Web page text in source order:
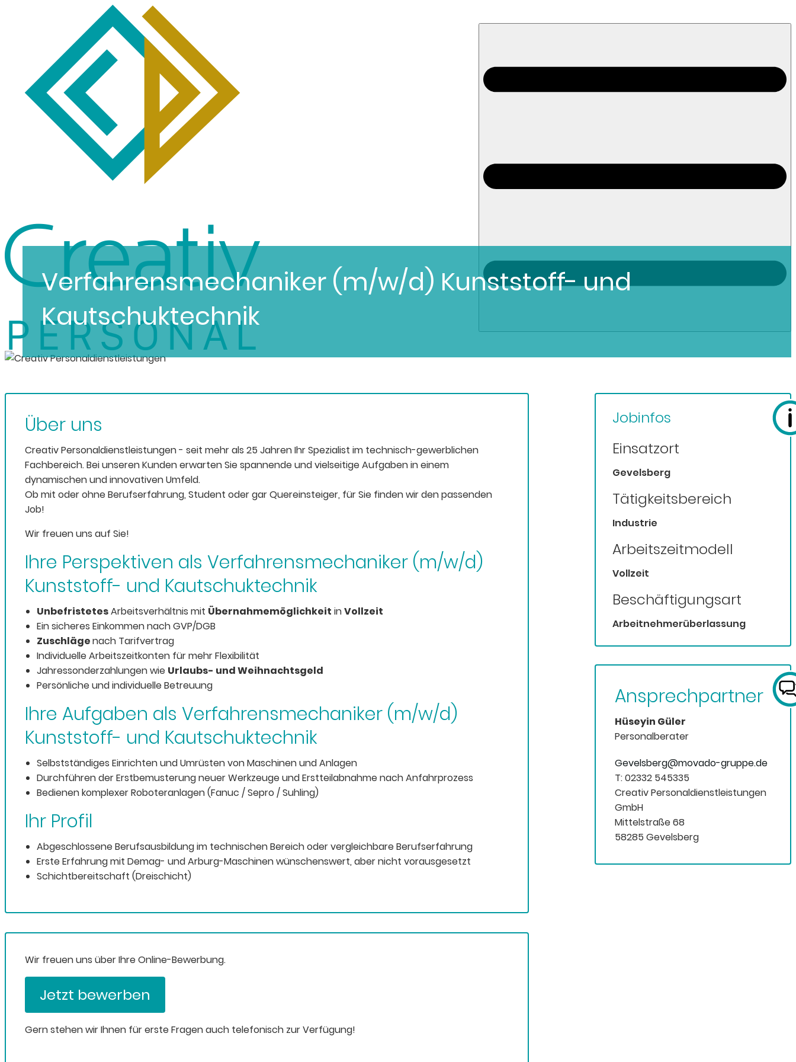
Verfahrensmechaniker (m/w/d) Kunststoff- und
Kautschuktechnik
Über uns
Creativ Personaldienstleistungen - seit mehr als 25 Jahren Ihr Spezialist im technisch-gewerblichen
Fachbereich. Bei unseren Kunden erwarten Sie spannende und vielseitige Aufgaben in einem
dynamischen und innovativen Umfeld.
Ob mit oder ohne Berufserfahrung, Student oder gar Quereinsteiger, für Sie finden wir den passenden
Job!
Wir freuen uns auf Sie!
Ihre Perspektiven als Verfahrensmechaniker (m/w/d)
Kunststoff- und Kautschuktechnik
UnbefristetesArbeitsverhältnis mit Übernahmemöglichkeit inVollzeit
Ein sicheres Einkommen nach GVP/DGB
Zuschlägenach Tarifvertrag
Individuelle Arbeitszeitkonten für mehr Flexibilität
Jahressonderzahlungen wie Urlaubs- und Weihnachtsgeld
Persönliche und individuelle Betreuung
Ihre Aufgaben als Verfahrensmechaniker (m/w/d)
Kunststoff- und Kautschuktechnik
Selbstständiges Einrichten und Umrüsten von Maschinen und Anlagen
Durchführen der Erstbemusterung neuer Werkzeuge und Erstteilabnahme nach Anfahrprozess
Bedienen komplexer Roboteranlagen (Fanuc / Sepro / Suhling)
Ihr Profil
Abgeschlossene Berufsausbildung im technischen Bereich oder vergleichbare Berufserfahrung
Erste Erfahrung mit Demag- und Arburg-Maschinen wünschenswert, aber nicht vorausgesetzt
Schichtbereitschaft (Dreischicht)
Wir freuen uns über Ihre Online-Bewerbung.
Jetzt bewerben
Gern stehen wir Ihnen für erste Fragen auch telefonisch zur Verfügung!
Jobinfos
Einsatzort
Gevelsberg
Tätigkeitsbereich
Industrie
Arbeitszeitmodell
Vollzeit
Beschäftigungsart
Arbeitnehmerüberlassung
Ansprechpartner
Hüseyin Güler
Personalberater
Gevelsberg@movado-gruppe.de
T: 02332 545335
Creativ Personaldienstleistungen
GmbH
Mittelstraße 68
58285 Gevelsberg